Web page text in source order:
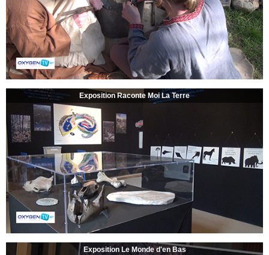
Exposition Raconte Moi La Terre
Exposition Le Monde d'en Bas